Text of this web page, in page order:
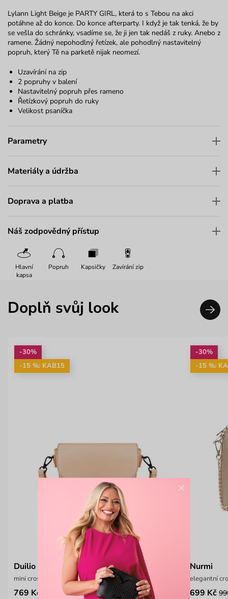
Lylann Light Beige je PARTY GIRL, která to s Tebou na akci
potáhne až do konce. Do konce afterparty. I když je tak tenká, že by
se vešla do schránky, vsadíme se, že ji jen tak nedáš z ruky. Anebo z
ramene. Žádný nepohodlný řetízek, ale pohodlný nastavitelný
popruh, který Tě na parketě nijak neomezí.
Uzavírání na zip
2 popruhy v balení
Nastavitelný popruh přes rameno
Řetízkový popruh do ruky
Velikost psaníčka
Parametry
Materiály a údržba
Doprava a platba
Náš zodpovědný přístup
Hlavní
kapsa
Popruh Kapsičky Zavírání zip
Doplň svůj look
-30%
-15 %: KAB15
Duilio Creme
mini crossbody kabelka
769 Kč 1 099 Kč
-30%
-15 %:
Nurmi
elegantní
699 Kč
×